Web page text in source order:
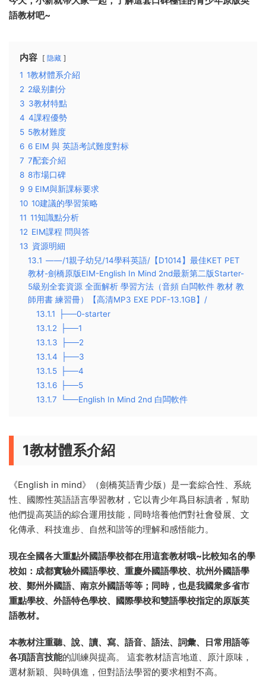
語教材吧~
内容 隐藏
1 1教材體系介紹
2 2級别劃分
3 3教材特點
4 4課程優勢
5 5教材難度
6 6 EIM 與 英語考試難度對标
7 7配套介紹
8 8市場口碑
9 9 EIM與新課标要求
10 10建議的學習策略
11 11知識點分析
12 EIM課程 問與答
13 資源明細
13.1 ——/1親子幼兒/14學科英語/【D1014】最佳KET PET
教材-劍橋原版EIM-English In Mind 2nd最新第二版Starter-
5級别全套資源 全面解析 學習方法（音頻 白闆軟件 教材 教
師用書 練習冊）【高清MP3 EXE PDF-13.1GB】/
13.1.1
├──0-starter
13.1.2
├──1
13.1.3
├──2
13.1.4
├──3
13.1.5
├──4
13.1.6
├──5
13.1.7
└──English In Mind 2nd 白闆軟件
1教材體系介紹
《English in mind》（劍橋英語青少版）是一套綜合性、系統
性、國際性英語語言學習教材，它以青少年爲目标讀者，幫助
他們提高英語的綜合運用技能，同時培養他們對社會發展、文
化傳承、科技進步、自然和諧等的理解和感悟能力。
現在全國各大重點外國語學校都在用這套教材哦~比較知名的學
校如：成都實驗外國語學校、重慶外國語學校、杭州外國語學
校、鄭州外國語、南京外國語等等；同時，也是我國衆多省市
重點學校、外語特色學校、國際學校和雙語學校指定的原版英
語教材。
本教材注重聽、說、讀、寫、語音、語法、詞彙、日常用語等
各項語言技能的訓練與提高。 這套教材語言地道、原汁原味，
選材新穎、與時俱進，但對語法學習的要求相對不高。